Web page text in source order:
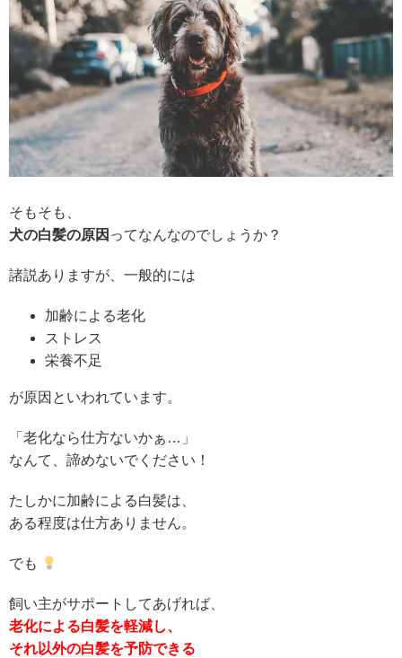
そもそも、
犬の白髪の原因 ってなんなのでしょうか？
諸説ありますが、 一般的には
加齢による老化
ストレス
栄養不足
が原因といわれています。
「老化なら仕方ないかぁ…」
なんて、諦めないでください！
たしかに加齢による白髪は、
ある程度は仕方ありません。
でも
飼い主がサポートしてあげれば、
老化による白髪を軽減し、
それ以外の白髪を予防できる